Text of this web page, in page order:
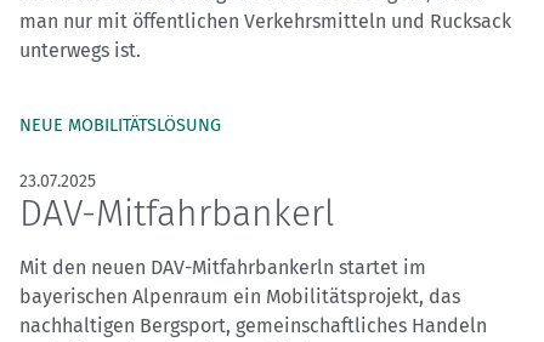
man nur mit öffentlichen Verkehrsmitteln und Rucksack
unterwegs ist.
NEUE MOBILITÄTSLÖSUNG
23.07.2025
DAV-Mitfahrbankerl
Mit den neuen DAV-Mitfahrbankerln startet im
bayerischen Alpenraum ein Mobilitätsprojekt, das
nachhaltigen Bergsport, gemeinschaftliches Handeln